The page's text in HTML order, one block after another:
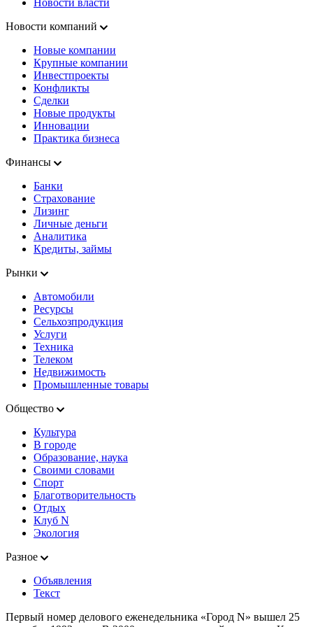
Новости компаний
Новые компании
Крупные компании
Инвестпроекты
Конфликты
Сделки
Новые продукты
Инновации
Практика бизнеса
Финансы
Банки
Страхование
Лизинг
Личные деньги
Аналитика
Кредиты, займы
Рынки
Автомобили
Ресурсы
Сельхозпродукция
Услуги
Техника
Телеком
Недвижимость
Промышленные товары
Общество
Культура
В городе
Образование, наука
Своими словами
Спорт
Благотворительность
Отдых
Клуб N
Экология
Разное
Объявления
Текст
Первый номер делового еженедельника «Город N» вышел 25